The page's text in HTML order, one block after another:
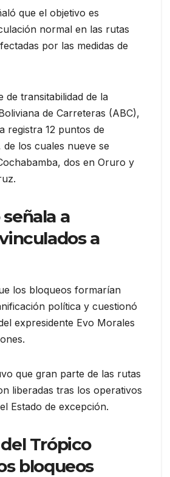
que el objetivo es
normal en las rutas
por las medidas de
de transitabilidad de la
de Carreteras (ABC),
registra 12 puntos de
los cuales nueve se
dos en Oruro y
a
a
los bloqueos formarían
política y cuestionó
expresidente Evo Morales
que gran parte de las rutas
liberadas tras los operativos
Estado de excepción.
Trópico
bloqueos